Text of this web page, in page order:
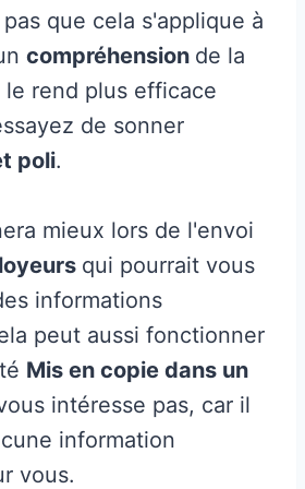
que cela s'applique à
compréhension de la
rend plus efficace
de sonner
poli.
mieux lors de l'envoi
qui pourrait vous
informations
peut aussi fonctionner
Mis en copie dans un
intéresse pas, car il
information
vous.